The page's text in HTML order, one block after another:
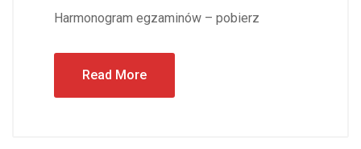
Harmonogram egzaminów – pobierz
Read More